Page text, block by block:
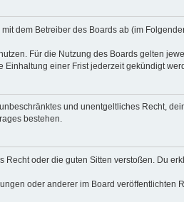
dem Betreiber des Boards ab (im
Für die Nutzung des Boards gelten
Einhaltung einer Frist jederzeit gekündigt
und unentgeltliches Recht,
bestehen.
oder die guten Sitten verstoßen. Du
oder anderer im Board veröffentlichten